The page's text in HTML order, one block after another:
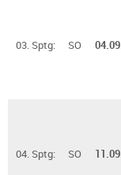
03. Sptg: SO
04. Sptg: SO